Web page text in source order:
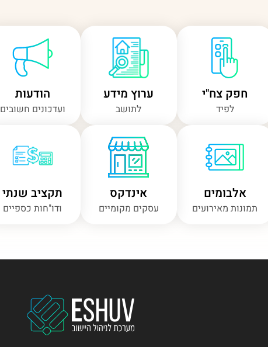
חפק צח"י
לפיד
ערוץ מידע
לתושב
הודעות
ועדכונים חשובים
אלבומים
תמונות מאירועים
אינדקס
עסקים מקומיים
תקציב שנתי
ודו"חות כספיים